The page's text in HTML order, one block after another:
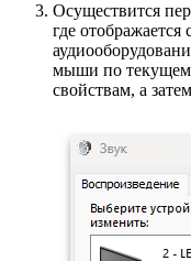
Осуществится
где
мыши по
свойствам, а